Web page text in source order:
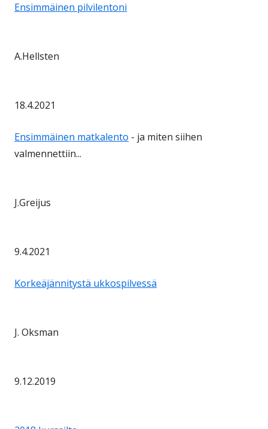
Ensimmäinen pilvilentoni
A.Hellsten
18.4.2021
Ensimmäinen matkalento - ja miten siihen
valmennettiin...
J.Greijus
9.4.2021
Korkeäjännitystä ukkospilvessä
J. Oksman
9.12.2019